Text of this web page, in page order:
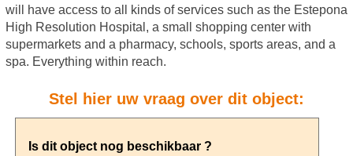
will have access to all kinds of services such as the Estepona
High Resolution Hospital, a small shopping center with
supermarkets and a pharmacy, schools, sports areas, and a
spa. Everything within reach.
Stel hier uw vraag over dit object: